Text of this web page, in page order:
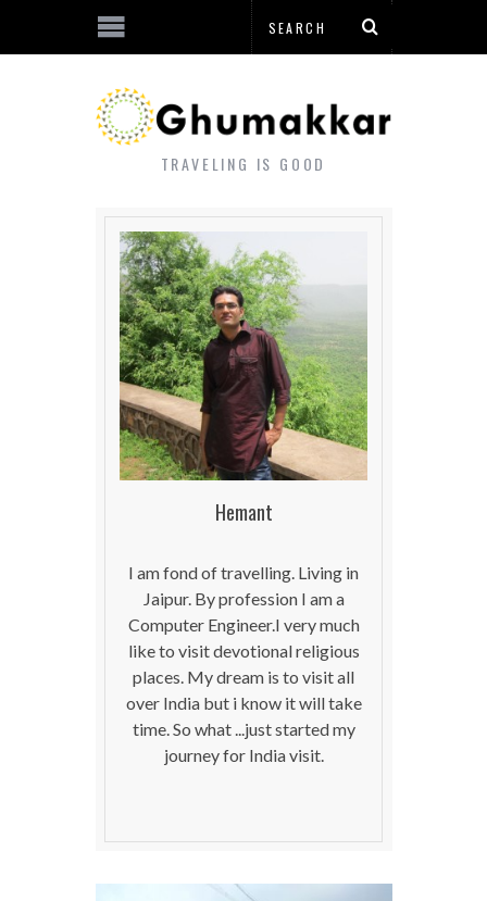
TRAVELING IS GOOD
Hemant
I am fond of travelling. Living in
Jaipur. By profession I am a
Computer Engineer.I very much
like to visit devotional religious
places. My dream is to visit all
over India but i know it will take
time. So what ...just started my
journey for India visit.